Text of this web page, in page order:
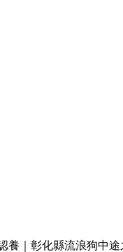
養｜彰化縣流浪狗中途